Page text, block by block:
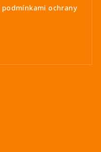
podmínkami ochrany